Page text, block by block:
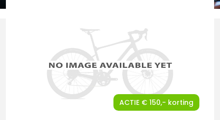
ACTIE € 150,- korting